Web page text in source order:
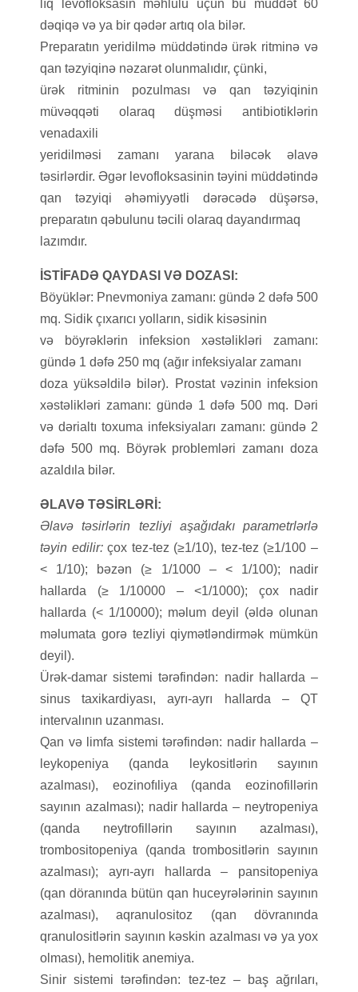
lıq levofloksasin məhlulu üçün bu müddət 60
dəqiqə və ya bir qədər artıq ola bilər.
Preparatın yeridilmə müddətində ürək ritminə və
qan təzyiqinə nəzarət olunmalıdır, çünki,
ürək ritminin pozulması və qan təzyiqinin
müvəqqəti olaraq düşməsi antibiotiklərin
venadaxili
yeridilməsi zamanı yarana biləcək əlavə
təsirlərdir. Əgər levofloksasinin təyini müddətində
qan təzyiqi əhəmiyyətli dərəcədə düşərsə,
preparatın qəbulunu təcili olaraq dayandırmaq
lazımdır.
İSTİFADƏ QAYDASI VƏ DOZASI:
Böyüklər: Pnevmoniya zamanı: gündə 2 dəfə 500
mq. Sidik çıxarıcı yolların, sidik kisəsinin
və böyrəklərin infeksion xəstəlikləri zamanı:
gündə 1 dəfə 250 mq (ağır infeksiyalar zamanı
doza yüksəldilə bilər). Prostat vəzinin infeksion
xəstəlikləri zamanı: gündə 1 dəfə 500 mq. Dəri
və dərialtı toxuma infeksiyaları zamanı: gündə 2
dəfə 500 mq. Böyrək problemləri zamanı doza
azaldıla bilər.
ƏLAVƏ TƏSİRLƏRİ:
Əlavə təsirlərin tezliyi aşağıdakı parametrlərlə
təyin edilir:çox tez-tez (≥1/10), tez-tez (≥1/100 –
< 1/10); bəzən (≥ 1/1000 – < 1/100); nadir
hallarda (≥ 1/10000 – <1/1000); çox nadir
hallarda (< 1/10000); məlum deyil (əldə olunan
məlumata gorə tezliyi qiymətləndirmək mümkün
deyil).
Ürək-damar sistemi tərəfindən: nadir hallarda –
sinus taxikardiyası, ayrı-ayrı hallarda – QT
intervalının uzanması.
Qan və limfa sistemi tərəfindən: nadir hallarda –
leykopeniya (qanda leykositlərin sayının
azalması), eozinofıliya (qanda eozinofillərin
sayının azalması); nadir hallarda – neytropeniya
(qanda neytrofillərin sayının azalması),
trombositopeniya (qanda trombositlərin sayının
azalması); ayrı-ayrı hallarda – pansitopeniya
(qan döranında bütün qan huceyrələrinin sayının
azalması), aqranulositoz (qan dövranında
qranulositlərin sayının kəskin azalması və ya yox
olması), hemolitik anemiya.
Sinir sistemi tərəfindən: tez-tez – baş ağrıları,